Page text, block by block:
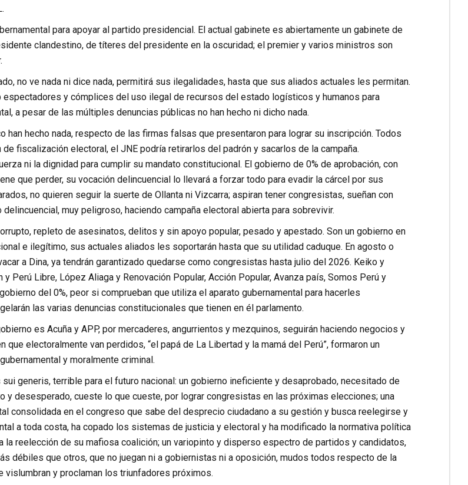
para apoyar al partido presidencial. El actual gabinete es abiertamente un gabinete de
clandestino, de títeres del presidente en la oscuridad; el premier y varios ministros son
no ve nada ni dice nada, permitirá sus ilegalidades, hasta que sus aliados actuales les permitan.
espectadores y cómplices del uso ilegal de recursos del estado logísticos y humanos para
a pesar de las múltiples denuncias públicas no han hecho ni dicho nada.
han hecho nada, respecto de las firmas falsas que presentaron para lograr su inscripción. Todos
fiscalización electoral, el JNE podría retirarlos del padrón y sacarlos de la campaña.
ni la dignidad para cumplir su mandato constitucional. El gobierno de 0% de aprobación, con
que perder, su vocación delincuencial lo llevará a forzar todo para evadir la cárcel por sus
no quieren seguir la suerte de Ollanta ni Vizcarra; aspiran tener congresistas, sueñan con
delincuencial, muy peligroso, haciendo campaña electoral abierta para sobrevivir.
repleto de asesinatos, delitos y sin apoyo popular, pesado y apestado. Son un gobierno en
e ilegítimo, sus actuales aliados les soportarán hasta que su utilidad caduque. En agosto o
a Dina, ya tendrán garantizado quedarse como congresistas hasta julio del 2026. Keiko y
y Perú Libre, López Aliaga y Renovación Popular, Acción Popular, Avanza país, Somos Perú y
del 0%, peor si comprueban que utiliza el aparato gubernamental para hacerles
las varias denuncias constitucionales que tienen en él parlamento.
es Acuña y APP, por mercaderes, angurrientos y mezquinos, seguirán haciendo negocios y
que electoralmente van perdidos, “el papá de La Libertad y la mamá del Perú”, formaron un
y moralmente criminal.
generis, terrible para el futuro nacional: un gobierno ineficiente y desaprobado, necesitado de
y desesperado, cueste lo que cueste, por lograr congresistas en las próximas elecciones; una
consolidada en el congreso que sabe del desprecio ciudadano a su gestión y busca reelegirse y
a toda costa, ha copado los sistemas de justicia y electoral y ha modificado la normativa política
la reelección de su mafiosa coalición; un variopinto y disperso espectro de partidos y candidatos,
débiles que otros, que no juegan ni a gobiernistas ni a oposición, mudos todos respecto de la
vislumbran y proclaman los triunfadores próximos.